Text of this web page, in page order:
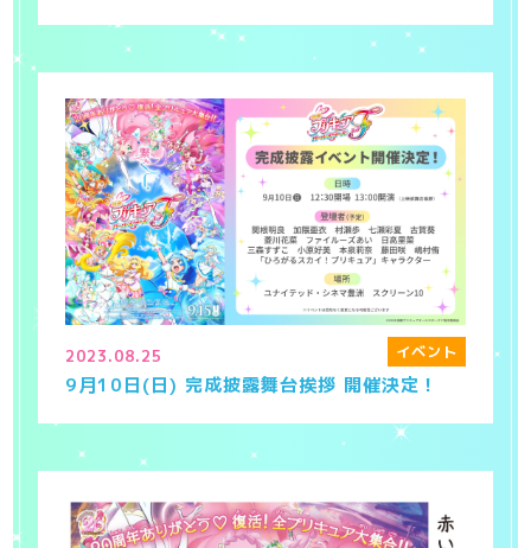
2023.08.25 イベント
9月10日(日) 完成披露舞台挨拶 開催決定！